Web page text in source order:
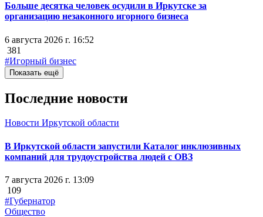
Больше десятка человек осудили в Иркутске за
организацию незаконного игорного бизнеса
6 августа 2026 г. 16:52
381
#Игорный бизнес
Показать ещё
Последние новости
Новости Иркутской области
В Иркутской области запустили Каталог инклюзивных
компаний для трудоустройства людей с ОВЗ
7 августа 2026 г. 13:09
109
#Губернатор
Общество